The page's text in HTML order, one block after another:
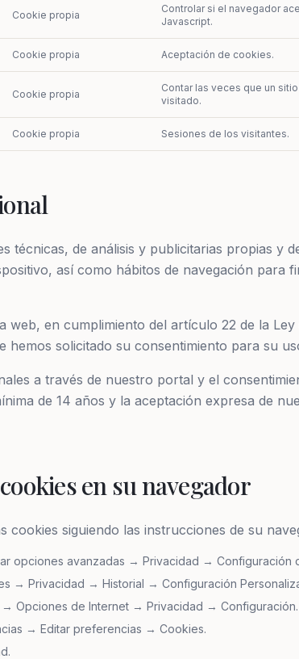
Cookie propia
Controlar si el navegador
Javascript.
Cookie propia Aceptación de cookies.
Cookie propia
Contar las veces que un
visitado.
Cookie propia Sesiones de los visitantes.
técnicas, de análisis y publicitarias propias y
así como hábitos de navegación para
web, en cumplimiento del artículo 22 de la Ley
hemos solicitado su consentimiento para su
a través de nuestro portal y el
de 14 años y la aceptación expresa de
en su navegador
cookies siguiendo las instrucciones de su
opciones avanzadas → Privacidad → Configuración
→ Privacidad → Historial → Configuración
→ Opciones de Internet → Privacidad → Configuración.
→ Editar preferencias → Cookies.